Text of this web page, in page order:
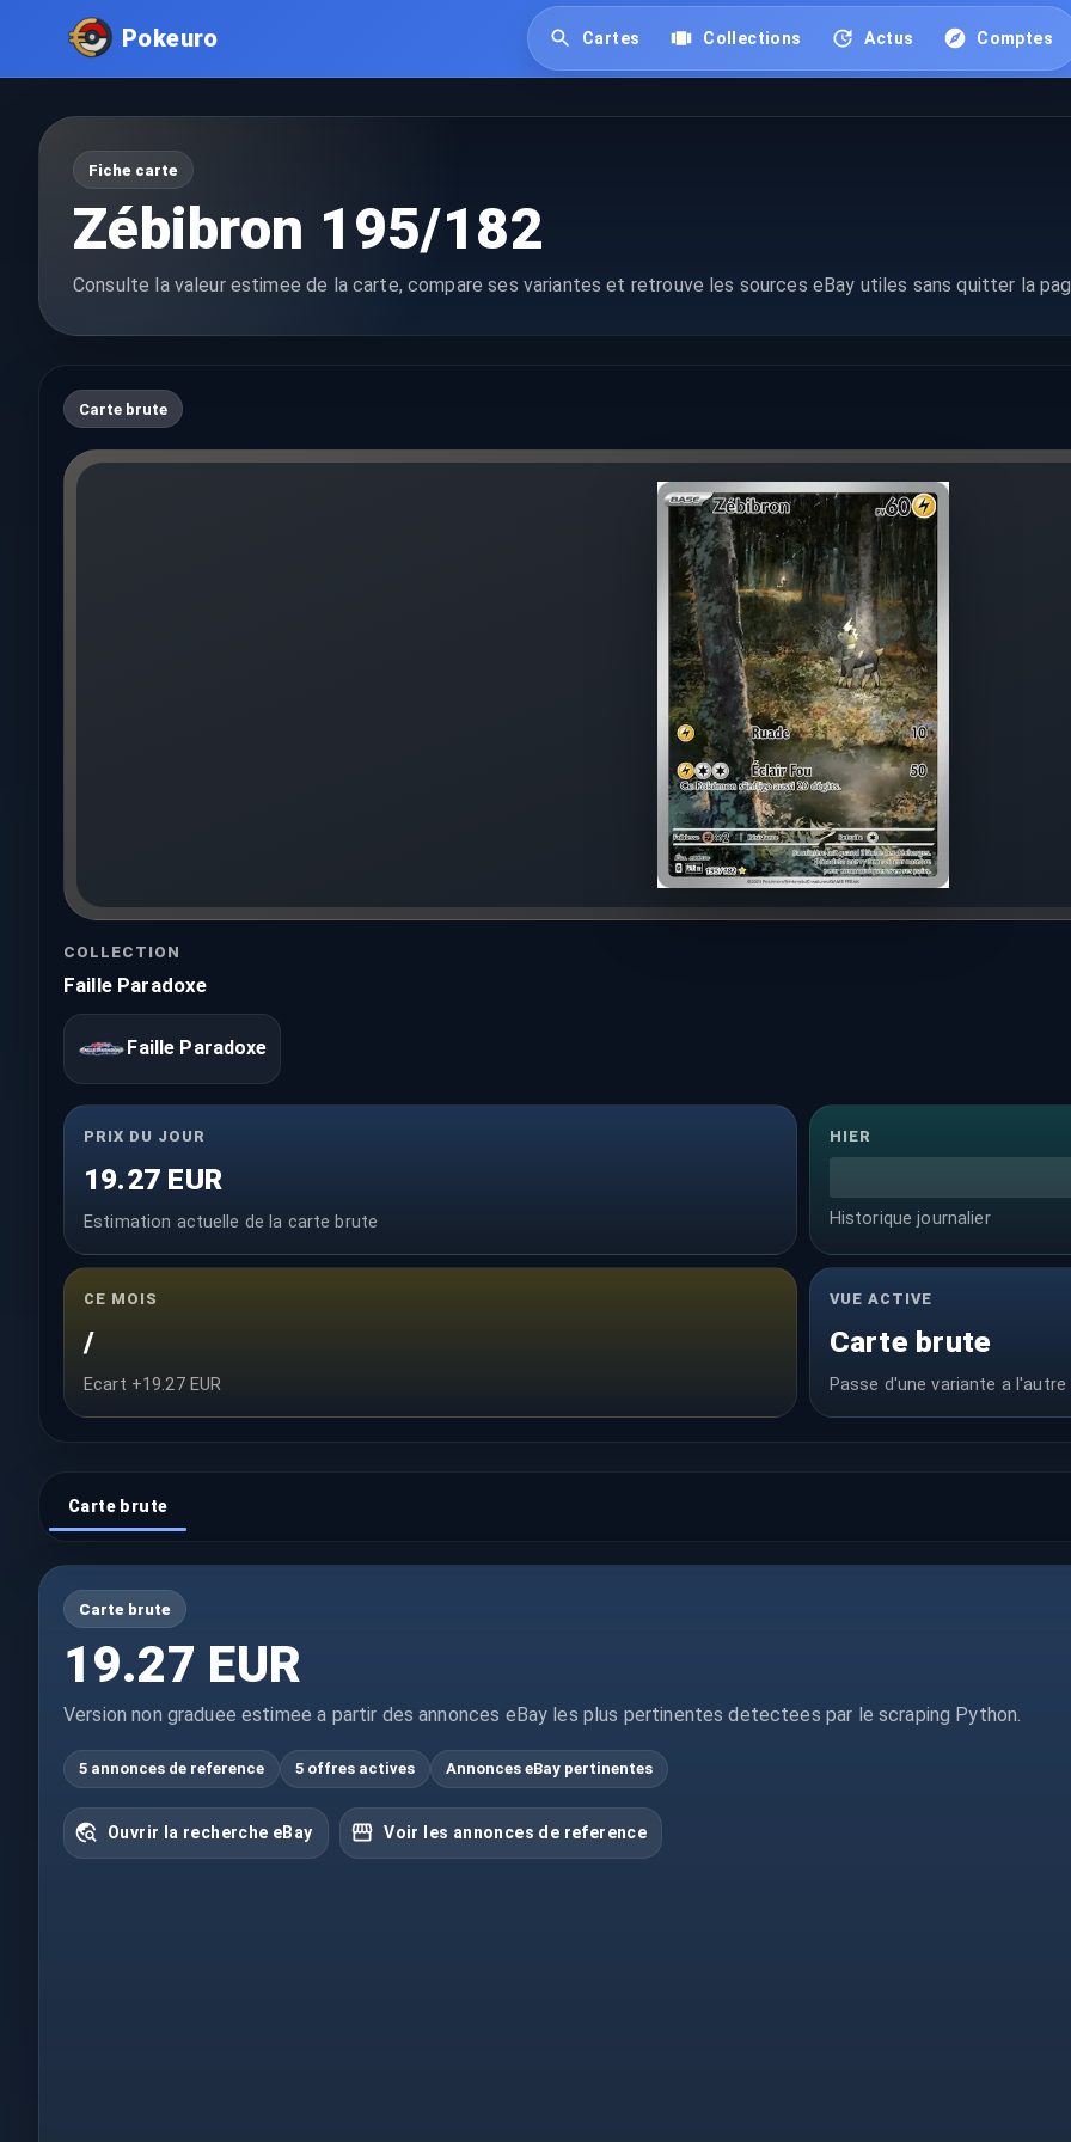
Pokeuro Cartes Collections Actus Comptes
Fiche carte
Zébibron 195/182
Consulte la valeur estimee de la carte, compare ses variantes et retrouve les sources eBay utiles sans quitter la
Carte brute
COLLECTION
Faille Paradoxe
Faille Paradoxe
PRIX DU JOUR
19.27 EUR
Estimation actuelle de la carte brute
HIER
Historique journalier
CE MOIS
/
Ecart +19.27 EUR
VUE ACTIVE
Carte brute
Passe d'une variante a
Carte brute
Carte brute
19.27 EUR
Version non graduee estimee a partir des annonces eBay les plus pertinentes detectees par le scraping Python.
5 annonces de reference 5 offres actives Annonces eBay pertinentes
Ouvrir la recherche eBay Voir les annonces de reference